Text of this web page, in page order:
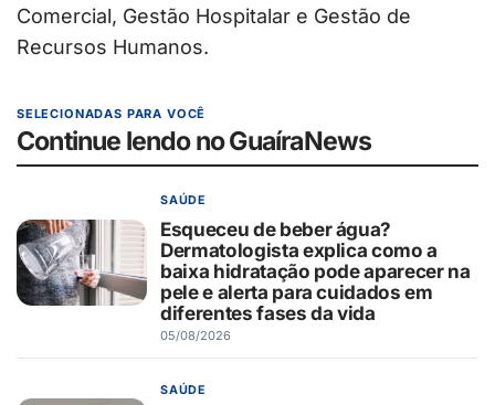
Comercial, Gestão Hospitalar e Gestão de
Recursos Humanos.
SELECIONADAS PARA VOCÊ
Continue lendo no GuaíraNews
SAÚDE
Esqueceu de beber água?
Dermatologista explica como a
baixa hidratação pode aparecer na
pele e alerta para cuidados em
diferentes fases da vida
05/08/2026
SAÚDE